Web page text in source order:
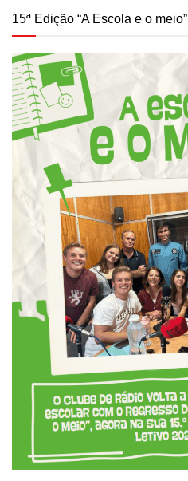
15ª Edição “A Escola e o meio”